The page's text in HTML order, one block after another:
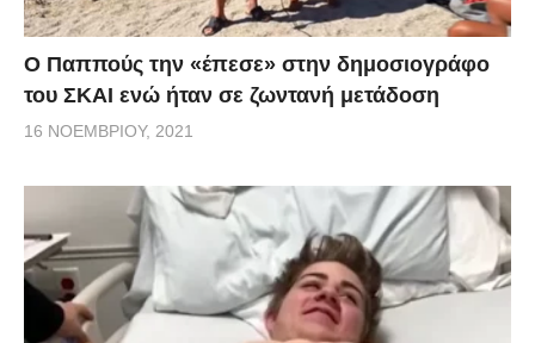
Ο Παππούς την «έπεσε» στην δημοσιογράφο
του ΣΚΑΙ ενώ ήταν σε ζωντανή μετάδοση
16 ΝΟΕΜΒΡΊΟΥ, 2021